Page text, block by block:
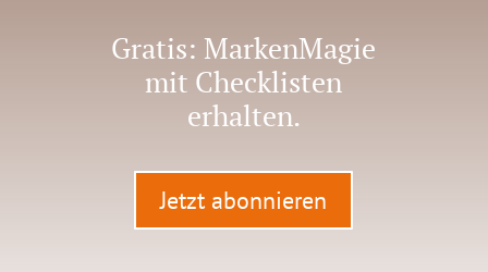
Gratis: MarkenMagie
mit Checklisten
erhalten.
Jetzt abonnieren